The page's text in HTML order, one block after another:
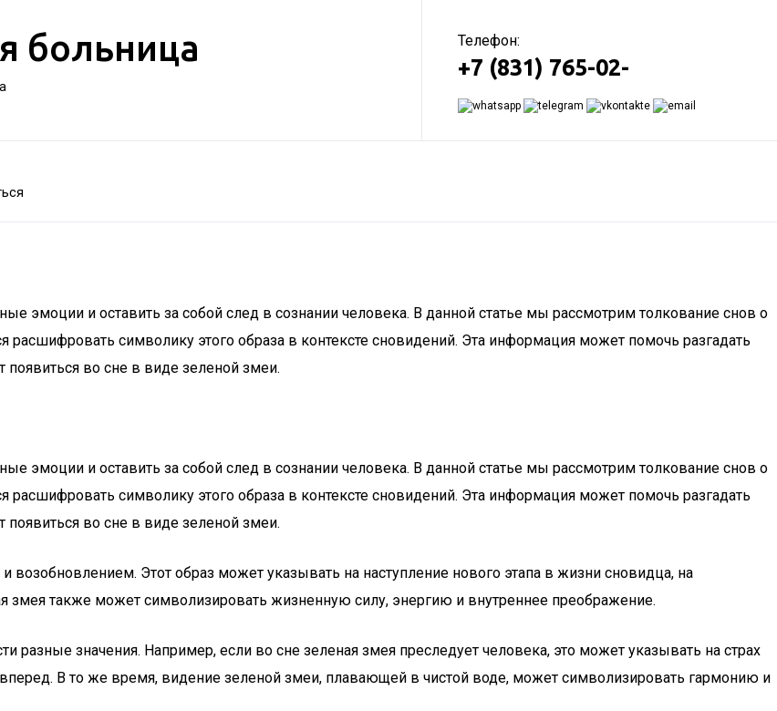
больница Телефон:
+7 (831) 765-02-
эмоции и оставить за собой след в сознании человека. В данной статье мы рассмотрим толкование снов о
символику этого образа в контексте сновидений. Эта информация может помочь разгадать
во сне в виде зеленой змеи.
эмоции и оставить за собой след в сознании человека. В данной статье мы рассмотрим толкование снов о
символику этого образа в контексте сновидений. Эта информация может помочь разгадать
во сне в виде зеленой змеи.
возобновлением. Этот образ может указывать на наступление нового этапа в жизни сновидца, на
змея также может символизировать жизненную силу, энергию и внутреннее преображение.
разные значения. Например, если во сне зеленая змея преследует человека, это может указывать на страх
В то же время, видение зеленой змеи, плавающей в чистой воде, может символизировать гармонию и